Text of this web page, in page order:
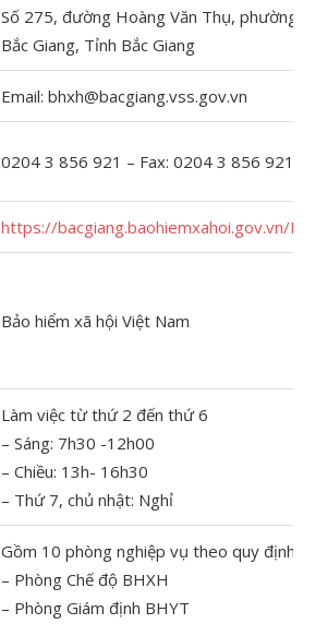
Số 275, đường Hoàng Văn Thụ, phường
Bắc Giang, Tỉnh Bắc Giang
Email: bhxh@bacgiang.vss.gov.vn
0204 3 856 921 – Fax: 0204 3 856 921
https://bacgiang.baohiemxahoi.gov.vn/
Bảo hiểm xã hội Việt Nam
Làm việc từ thứ 2 đến thứ 6
– Sáng: 7h30 -12h00
– Chiều: 13h- 16h30
– Thứ 7, chủ nhật: Nghỉ
Gồm 10 phòng nghiệp vụ theo quy định:
– Phòng Chế độ BHXH
– Phòng Giám định BHYT